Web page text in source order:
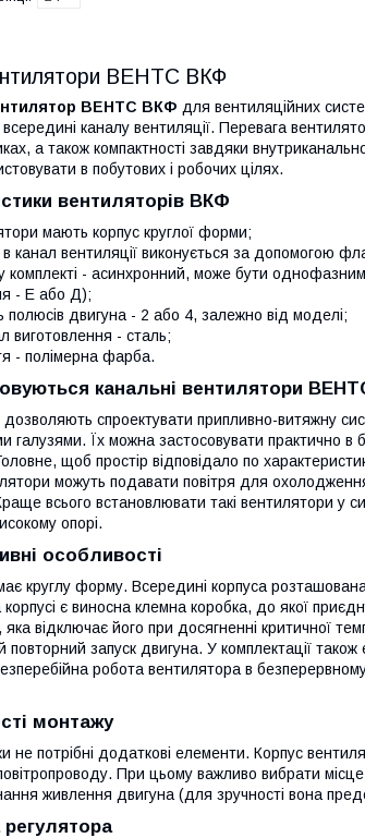
ВЕНТС ВКФ
ВЕНТС ВКФ для вентиляційних
каналу вентиляції. Перевага
а також компактності завдяки
в побутових і робочих цілях.
вентиляторів ВКФ
мають корпус круглої форми;
канал вентиляції виконується за допомогою
комплекті - асинхронний, може бути
- Е або Д);
полюсів двигуна - 2 або 4, залежно від моделі;
виготовлення - сталь;
- полімерна фарба.
канальні вентилятори
спроектувати припливно-витяжну
галузями. Їх можна застосовувати практично
щоб простір відповідало по
можуть подавати повітря для
всього встановлювати такі вентилятори у
опорі.
особливості
круглу форму. Всередині корпуса
є виносна клемна коробка, до якої
яка відключає його при досягненні критичної
повторний запуск двигуна. У комплектації
робота вентилятора в
монтажу
не потрібні додаткові елементи. Корпус
При цьому важливо вибрати
живлення двигуна (для зручності вона
регулятора